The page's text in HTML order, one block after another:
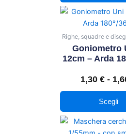
Righe, squadre e
Goniometro
12cm – Arda
1,30 € -
Scegli
ha
più
essere
nella